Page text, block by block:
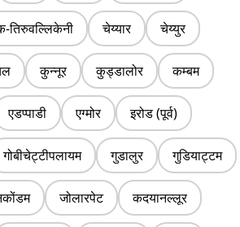
तिरुवल्लिकेनी चेय्यार चेय्युर
कुन्नूर कुड्डालोर कम्बम
एडप्पाडी एग्मोर इरोड (पूर्व)
गोबीचेट्टीपलायम गुडालुर गुडियाट्टम
जोलारपेट कदयानल्लूर